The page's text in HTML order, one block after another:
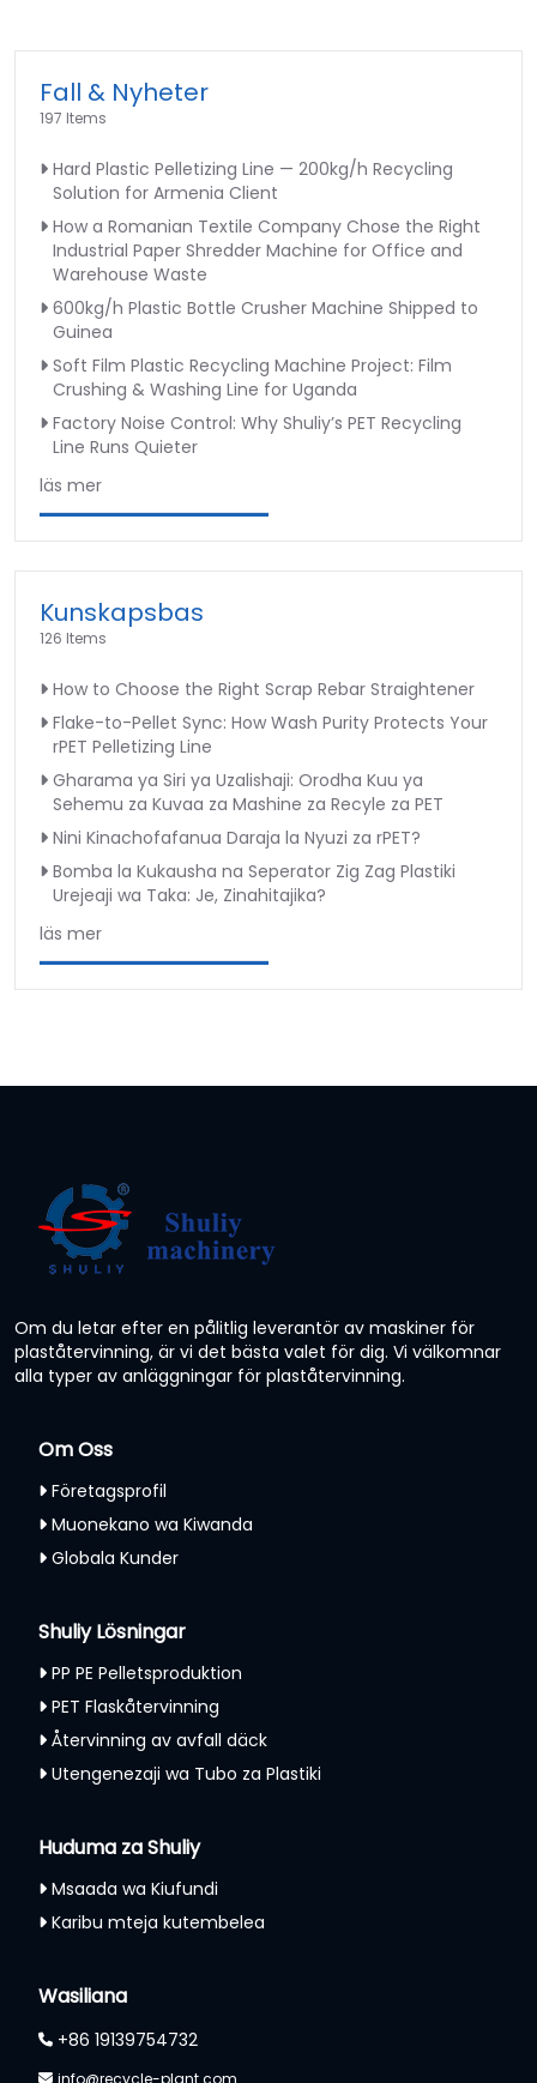
Fall & Nyheter
197 Items
Hard Plastic Pelletizing Line — 200kg/h Recycling
Solution for Armenia Client
How a Romanian Textile Company Chose the Right
Industrial Paper Shredder Machine for Office and
Warehouse Waste
600kg/h Plastic Bottle Crusher Machine Shipped to
Guinea
Soft Film Plastic Recycling Machine Project: Film
Crushing & Washing Line for Uganda
Factory Noise Control: Why Shuliy’s PET Recycling
Line Runs Quieter
läs mer
Kunskapsbas
126 Items
How to Choose the Right Scrap Rebar Straightener
Flake-to-Pellet Sync: How Wash Purity Protects Your
rPET Pelletizing Line
Gharama ya Siri ya Uzalishaji: Orodha Kuu ya
Sehemu za Kuvaa za Mashine za Recyle za PET
Nini Kinachofafanua Daraja la Nyuzi za rPET?
Bomba la Kukausha na Seperator Zig Zag Plastiki
Urejeaji wa Taka: Je, Zinahitajika?
läs mer
Om du letar efter en pålitlig leverantör av maskiner för
plaståtervinning, är vi det bästa valet för dig. Vi välkomnar
alla typer av anläggningar för plaståtervinning.
Om Oss
Företagsprofil
Muonekano wa Kiwanda
Globala Kunder
Shuliy Lösningar
PP PE Pelletsproduktion
PET Flaskåtervinning
Återvinning av avfall däck
Utengenezaji wa Tubo za Plastiki
Huduma za Shuliy
Msaada wa Kiufundi
Karibu mteja kutembelea
Wasiliana
+86 19139754732
info@recycle-plant.com